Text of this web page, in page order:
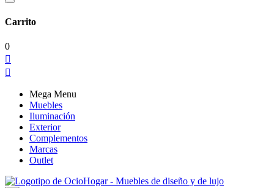
Carrito
0


Mega Menu
Muebles
Iluminación
Exterior
Complementos
Marcas
Outlet